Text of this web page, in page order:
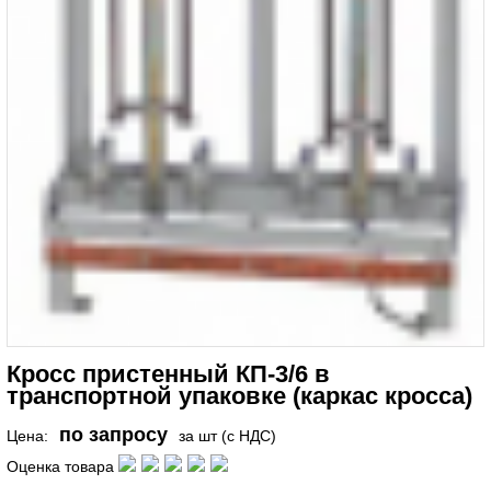
Кросс пристенный КП-3/6 в
транспортной упаковке (каркас кросса)
Цена: по запросу
за шт (с НДС)
Оценка товара